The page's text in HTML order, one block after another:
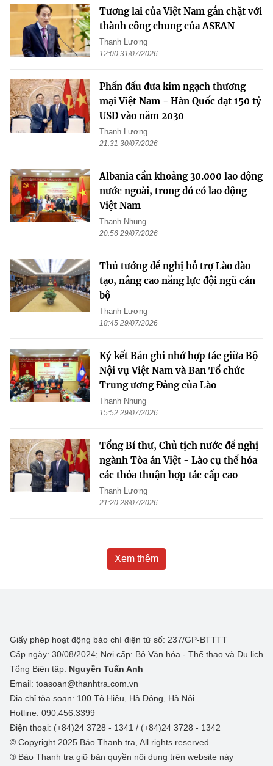
Tương lai của Việt Nam gắn chặt với
thành công chung của ASEAN
Thanh Lương
12:00 31/07/2026
Phấn đấu đưa kim ngạch thương
mại Việt Nam - Hàn Quốc đạt 150 tỷ
USD vào năm 2030
Thanh Lương
21:31 30/07/2026
Albania cần khoảng 30.000 lao động
nước ngoài, trong đó có lao động
Việt Nam
Thanh Nhung
20:56 29/07/2026
Thủ tướng đề nghị hỗ trợ Lào đào
tạo, nâng cao năng lực đội ngũ cán
bộ
Thanh Lương
18:45 29/07/2026
Ký kết Bản ghi nhớ hợp tác giữa Bộ
Nội vụ Việt Nam và Ban Tổ chức
Trung ương Đảng của Lào
Thanh Nhung
15:52 29/07/2026
Tổng Bí thư, Chủ tịch nước đề nghị
ngành Tòa án Việt - Lào cụ thể hóa
các thỏa thuận hợp tác cấp cao
Thanh Lương
21:20 28/07/2026
Xem thêm
Giấy phép hoạt động báo chí điện tử số: 237/GP-BTTTT
Cấp ngày: 30/08/2024; Nơi cấp: Bộ Văn hóa - Thể thao và Du lịch
Tổng Biên tập: Nguyễn Tuấn Anh
Email: toasoan@thanhtra.com.vn
Địa chỉ tòa soạn: 100 Tô Hiệu, Hà Đông, Hà Nội.
Hotline: 090.456.3399
Điện thoại: (+84)24 3728 - 1341 / (+84)24 3728 - 1342
© Copyright 2025 Báo Thanh tra, All rights reserved
® Báo Thanh tra giữ bản quyền nội dung trên website này